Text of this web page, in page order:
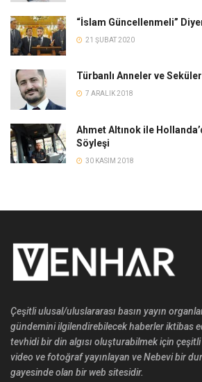
“İslam Güncellenmeli”
21 ŞUBAT 2020
Türbanlı Anneler ve Seküler
7 ARALIK 2018
Ahmet Altınok ile
Söyleşi
30 KASIM 2018
Çeşitli ulusal/uluslararası basın yayın
gündemini ilgilendirebilecek haberler iktibas
tevhidi bir din algısı oluşturabilmek için çeşitli
video ve fotoğraf yayınlayan ve Nebevi bir
gayesinde olan bir web sitesidir.